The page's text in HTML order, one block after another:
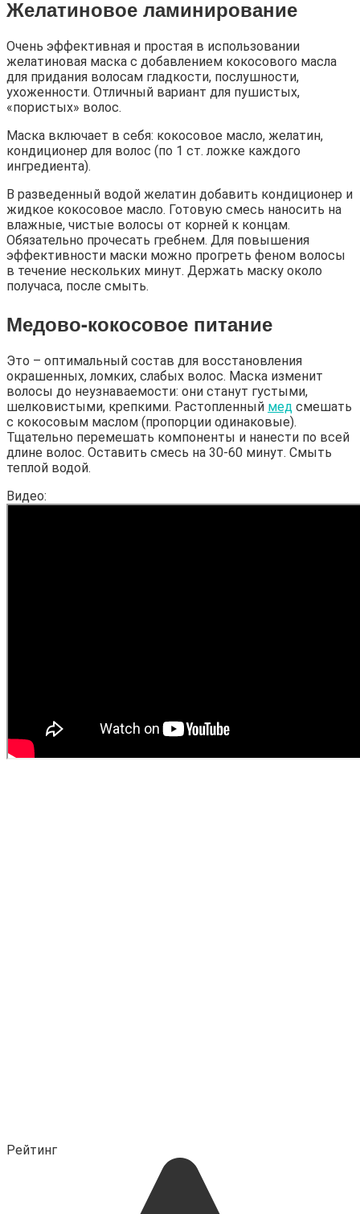
Желатиновое ламинирование
Очень эффективная и простая в использовании
желатиновая маска с добавлением кокосового масла
для придания волосам гладкости, послушности,
ухоженности. Отличный вариант для пушистых,
«пористых» волос.
Маска включает в себя: кокосовое масло, желатин,
кондиционер для волос (по 1 ст. ложке каждого
ингредиента).
В разведенный водой желатин добавить кондиционер и
жидкое кокосовое масло. Готовую смесь наносить на
влажные, чистые волосы от корней к концам.
Обязательно прочесать гребнем. Для повышения
эффективности маски можно прогреть феном волосы
в течение нескольких минут. Держать маску около
получаса, после смыть.
Медово-кокосовое питание
Это – оптимальный состав для восстановления
окрашенных, ломких, слабых волос. Маска изменит
волосы до неузнаваемости: они станут густыми,
шелковистыми, крепкими. Растопленный мед смешать
с кокосовым маслом (пропорции одинаковые).
Тщательно перемешать компоненты и нанести по всей
длине волос. Оставить смесь на 30-60 минут. Смыть
теплой водой.
Видео:
Рейтинг